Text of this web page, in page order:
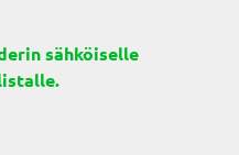
sähköiselle